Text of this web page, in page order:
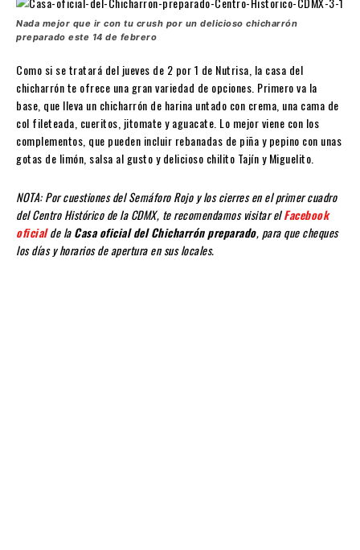
Nada mejor que ir con tu crush por un delicioso chicharrón
preparado este 14 de febrero
Como si se tratará del jueves de 2 por 1 de Nutrisa, la casa del
chicharrón te ofrece una gran variedad de opciones. Primero va la
base, que lleva un chicharrón de harina untado con crema, una cama de
col fileteada, cueritos, jitomate y aguacate. Lo mejor viene con los
complementos, que pueden incluir rebanadas de piña y pepino con unas
gotas de limón, salsa al gusto y delicioso chilito Tajín y Miguelito.
NOTA: Por cuestiones del Semáforo Rojo y los cierres en el primer cuadro
del Centro Histórico de la CDMX, te recomendamos visitar elFacebook
oficialde laCasa oficial del Chicharrón preparado, para que cheques
los días y horarios de apertura en sus locales.